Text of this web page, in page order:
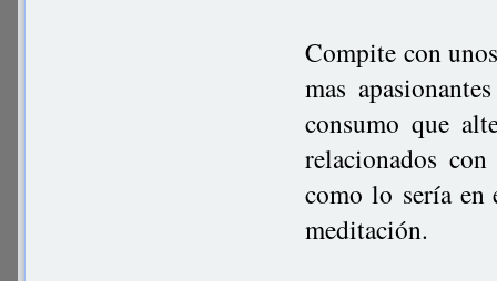
Compite con
mas
consumo que
relacionados
como lo sería en
meditación.